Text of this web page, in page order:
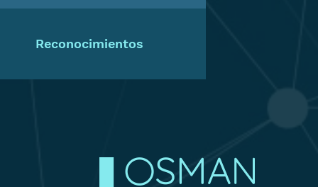
Reconocimientos